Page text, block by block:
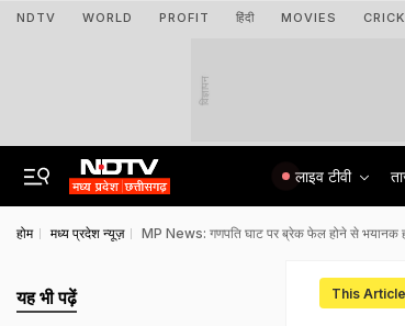
NDTV WORLD PROFIT हिंदी MOVIES
विज्ञापन
लाइव टीवी
होम मध्य प्रदेश न्यूज़ MP News: गणपति घाट पर ब्रेक फेल होने से भयानक
This
यह भी पढ़ें